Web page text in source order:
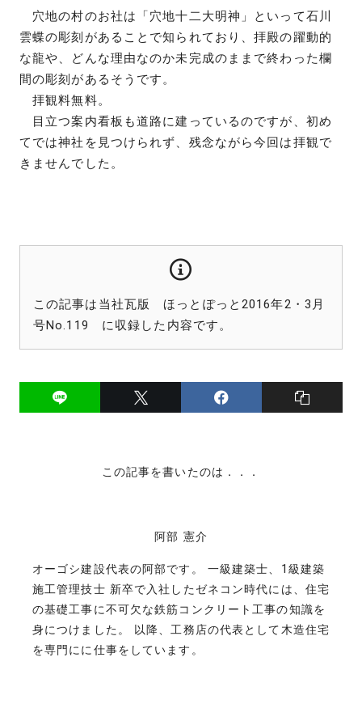
穴地の村のお社は「穴地十二大明神」といって石川
雲蝶の彫刻があることで知られており、拝殿の躍動的
な龍や、どんな理由なのか未完成のままで終わった欄
間の彫刻があるそうです。
拝観料無料。
目立つ案内看板も道路に建っているのですが、初め
てでは神社を見つけられず、残念ながら今回は拝観で
きませんでした。
この記事は当社瓦版 ほっとぽっと2016年2・3月
号No.119 に収録した内容です。
この記事を書いたのは．．．
阿部 憲介
オーゴシ建設代表の阿部です。 一級建築士、1級建築
施工管理技士 新卒で入社したゼネコン時代には、住宅
の基礎工事に不可欠な鉄筋コンクリート工事の知識を
身につけました。 以降、工務店の代表として木造住宅
を専門にに仕事をしています。